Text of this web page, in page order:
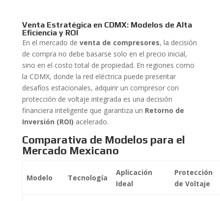
Venta Estratégica en CDMX: Modelos de Alta
Eficiencia y ROI
En el mercado de venta de compresores, la decisión
de compra no debe basarse solo en el precio inicial,
sino en el costo total de propiedad. En regiones como
la CDMX, donde la red eléctrica puede presentar
desafíos estacionales, adquirir un compresor con
protección de voltaje integrada es una decisión
financiera inteligente que garantiza un Retorno de
Inversión (ROI) acelerado.
Comparativa de Modelos para el
Mercado Mexicano
Modelo Tecnología
Aplicación
Ideal
Protección
de Voltaje